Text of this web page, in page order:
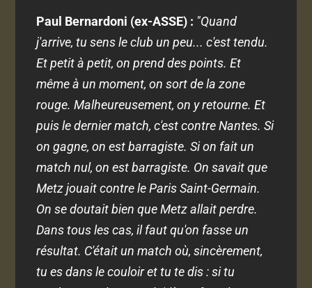
Paul Bernardoni (ex-ASSE) : "Quand
j'arrive, tu sens le club un peu... c'est tendu.
Et petit à petit, on prend des points. Et
même à un moment, on sort de la zone
rouge. Malheureusement, on y retourne. Et
puis le dernier match, c'est contre Nantes. Si
on gagne, on est barragiste. Si on fait un
match nul, on est barragiste. On savait que
Metz jouait contre le Paris Saint-Germain.
On se doutait bien que Metz allait perdre.
Dans tous les cas, il faut qu'on fasse un
résultat. C'était un match où, sincèrement,
tu es dans le couloir et tu te dis : si tu